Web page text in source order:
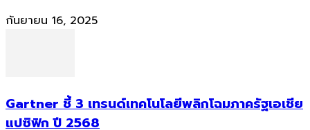
กันยายน 16, 2025
Gartner ชี้ 3 เทรนด์เทคโนโลยีพลิกโฉมภาครัฐเอเชีย
แปซิฟิก ปี 2568